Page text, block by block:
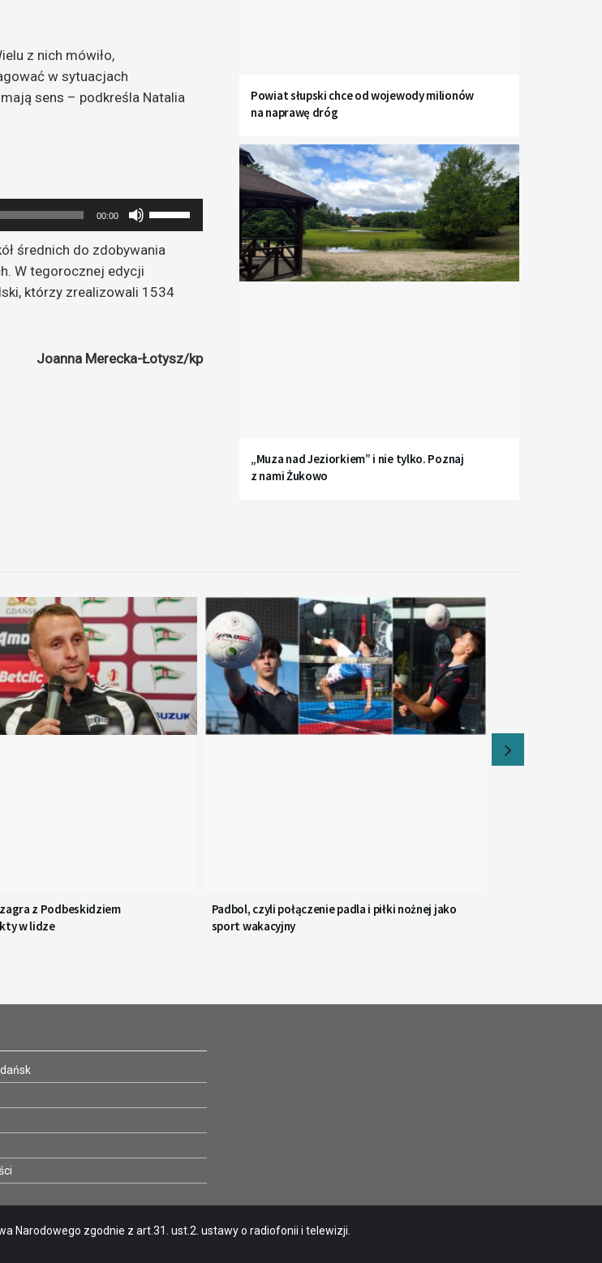
z nich mówiło,
w sytuacjach
sens – podkreśla Natalia
00:00
strzałek
do
oraz
aby
średnich do zdobywania
W tegorocznej edycji
którzy zrealizowali 1534
Joanna Merecka-Łotysz/kp
Powiat słupski chce od wojewody milionów
na naprawę dróg
„Muza nad Jeziorkiem” i nie tylko. Poznaj
z nami Żukowo
z Podbeskidziem
w lidze
Padbol, czyli połączenie padla i piłki nożnej jako
sport wakacyjny
Narodowego zgodnie z art.31. ust.2. ustawy o radiofonii i telewizji.